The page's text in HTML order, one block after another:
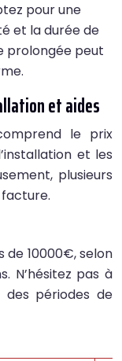
pour une
et la durée de
prolongée peut
et aides
le prix
et les
plusieurs
de 10000€, selon
N’hésitez pas à
périodes de